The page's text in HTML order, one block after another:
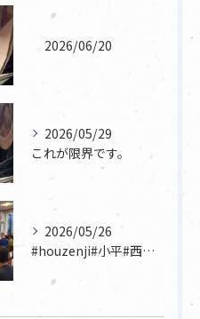
2026/06/20
2026/05/29
これが限界です。
2026/05/26
#houzenji#小平#西東京市#東村山#立川市国分寺市寺...